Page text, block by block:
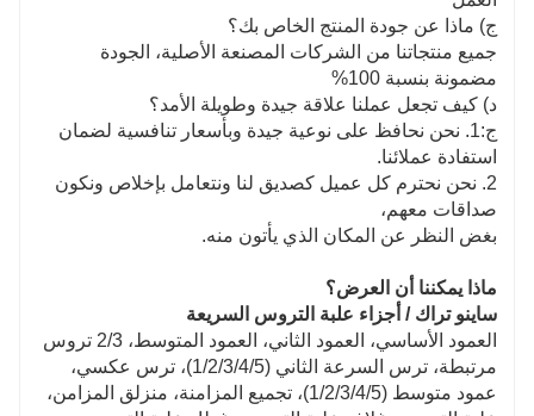
ج) ماذا عن جودة المنتج الخاص بك؟
جميع منتجاتنا من الشركات المصنعة الأصلية، الجودة
مضمونة بنسبة 100%
د) كيف تجعل عملنا علاقة جيدة وطويلة الأمد؟
ج:1. نحن نحافظ على نوعية جيدة وبأسعار تنافسية لضمان
استفادة عملائنا.
2. نحن نحترم كل عميل كصديق لنا ونتعامل بإخلاص ونكون
صداقات معهم،
بغض النظر عن المكان الذي يأتون منه.
ماذا يمكننا أن العرض؟
ساينو تراك / أجزاء علبة التروس السريعة
العمود الأساسي، العمود الثاني، العمود المتوسط، 2/3 تروس
مرتبطة، ترس السرعة الثاني (1/2/3/4/5)، ترس عكسي،
عمود متوسط ​​(1/2/3/4/5)، تجميع المزامنة، منزلق المزامن،